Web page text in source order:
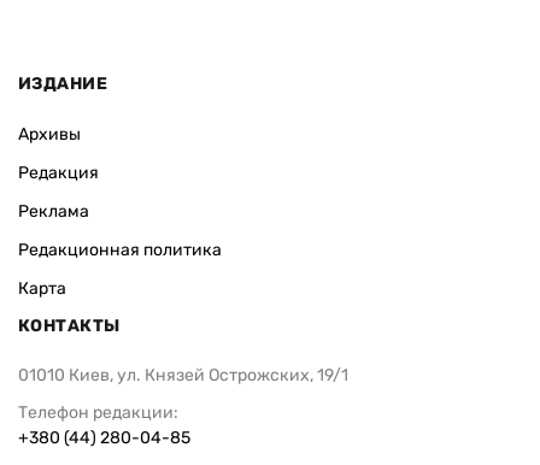
ИЗДАНИЕ
Архивы
Редакция
Реклама
Редакционная политика
КОНТАКТЫ
01010 Киев, ул. Князей Острожских, 19/1